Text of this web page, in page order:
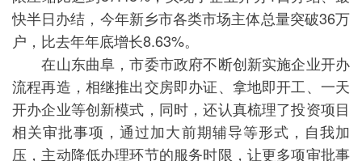
快半日办结，今年新乡市各类市场主体总量突破36万
户，比去年年底增长8.63%。
在山东曲阜，市委市政府不断创新实施企业开办
流程再造，相继推出交房即办证、拿地即开工、一天
开办企业等创新模式，同时，还认真梳理了投资项目
相关审批事项，通过加大前期辅导等形式，自我加
压，主动降低办理环节的服务时限，让更多项审批事